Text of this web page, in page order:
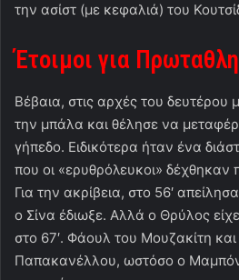
την ασίστ (με κεφαλιά) του
Έτοιμοι για
Βέβαια, στις αρχές του
την μπάλα και θέλησε να
γήπεδο. Ειδικότερα ήταν ένα
που οι «ερυθρόλευκοι» δέχθηκαν
Για την ακρίβεια, στο 56′
ο Σίνα έδιωξε. Αλλά ο Θρύλος
στο 67′. Φάουλ του Μουζακίτη
Παπακανέλλου, ωστόσο ο Μαμπόν